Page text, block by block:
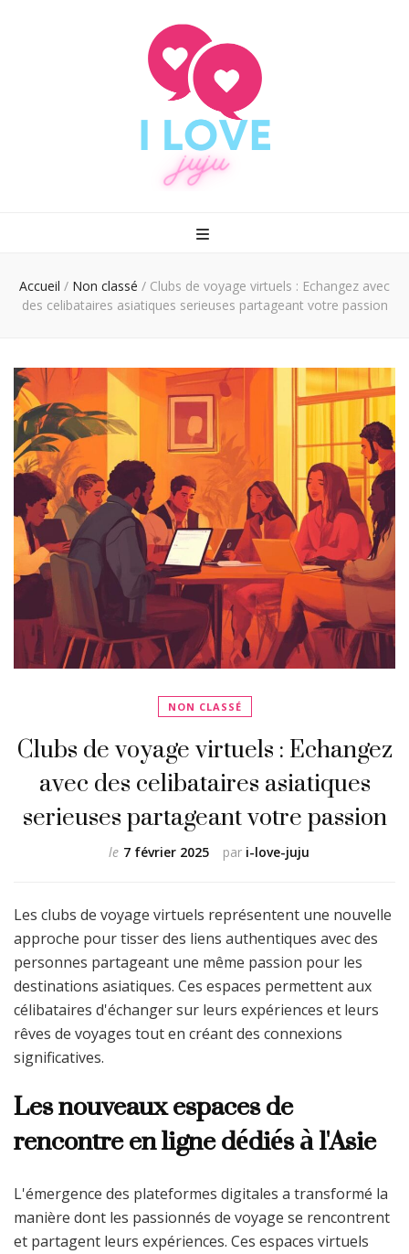
I love juju
Accueil / Non classé / Clubs de voyage virtuels : Echangez avec
des celibataires asiatiques serieuses partageant votre passion
NON CLASSÉ
Clubs de voyage virtuels : Echangez
avec des celibataires asiatiques
serieuses partageant votre passion
par i-love-juju
le 7 février 2025
Les clubs de voyage virtuels représentent une nouvelle
approche pour tisser des liens authentiques avec des
personnes partageant une même passion pour les
destinations asiatiques. Ces espaces permettent aux
célibataires d'échanger sur leurs expériences et leurs
rêves de voyages tout en créant des connexions
significatives.
Les nouveaux espaces de
rencontre en ligne dédiés à l'Asie
L'émergence des plateformes digitales a transformé la
manière dont les passionnés de voyage se rencontrent
et partagent leurs expériences. Ces espaces virtuels